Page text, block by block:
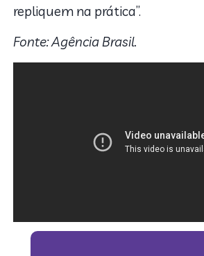
repliquem na prática”.
Fonte: Agência Brasil.